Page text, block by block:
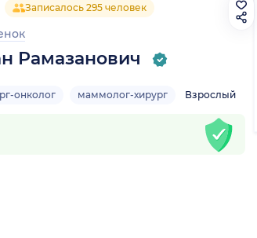
Записалось 295 человек
Рамазанович
онколог маммолог-хирург Взрослый